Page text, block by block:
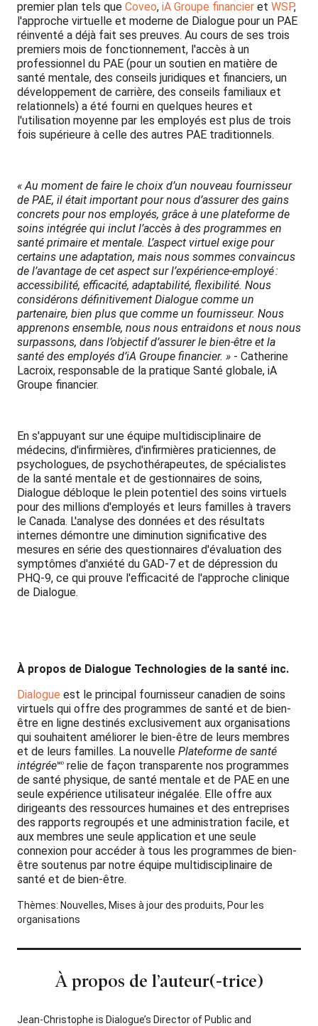
premier plan tels que Coveo, iA Groupe financier et WSP,
l'approche virtuelle et moderne de Dialogue pour un PAE
réinventé a déjà fait ses preuves. Au cours de ses trois
premiers mois de fonctionnement, l'accès à un
professionnel du PAE (pour un soutien en matière de
santé mentale, des conseils juridiques et financiers, un
développement de carrière, des conseils familiaux et
relationnels) a été fourni en quelques heures et
l'utilisation moyenne par les employés est plus de trois
fois supérieure à celle des autres PAE traditionnels.
« Au moment de faire le choix d’un nouveau fournisseur
de PAE, il était important pour nous d’assurer des gains
concrets pour nos employés, grâce à une plateforme de
soins intégrée qui inclut l’accès à des programmes en
santé primaire et mentale. L’aspect virtuel exige pour
certains une adaptation, mais nous sommes convaincus
de l’avantage de cet aspect sur l’expérience-employé :
accessibilité, efficacité, adaptabilité, flexibilité. Nous
considérons définitivement Dialogue comme un
partenaire, bien plus que comme un fournisseur. Nous
apprenons ensemble, nous nous entraidons et nous nous
surpassons, dans l’objectif d’assurer le bien-être et la
santé des employés d’iA Groupe financier. » - Catherine
Lacroix, responsable de la pratique Santé globale, iA
Groupe financier.
En s'appuyant sur une équipe multidisciplinaire de
médecins, d'infirmières, d'infirmières praticiennes, de
psychologues, de psychothérapeutes, de spécialistes
de la santé mentale et de gestionnaires de soins,
Dialogue débloque le plein potentiel des soins virtuels
pour des millions d'employés et leurs familles à travers
le Canada. L'analyse des données et des résultats
internes démontre une diminution significative des
mesures en série des questionnaires d'évaluation des
symptômes d'anxiété du GAD-7 et de dépression du
PHQ-9, ce qui prouve l'efficacité de l'approche clinique
de Dialogue.
À propos de Dialogue Technologies de la santé inc.
Dialogue est le principal fournisseur canadien de soins
virtuels qui offre des programmes de santé et de bien-
être en ligne destinés exclusivement aux organisations
qui souhaitent améliorer le bien-être de leurs membres
et de leurs familles. La nouvelle Plateforme de santé
intégrée🅫 relie de façon transparente nos programmes
de santé physique, de santé mentale et de PAE en une
seule expérience utilisateur inégalée. Elle offre aux
dirigeants des ressources humaines et des entreprises
des rapports regroupés et une administration facile, et
aux membres une seule application et une seule
connexion pour accéder à tous les programmes de bien-
être soutenus par notre équipe multidisciplinaire de
santé et de bien-être.
Thèmes: Nouvelles, Mises à jour des produits, Pour les
organisations
À propos de l’auteur(-trice)
Jean-Christophe is Dialogue’s Director of Public and